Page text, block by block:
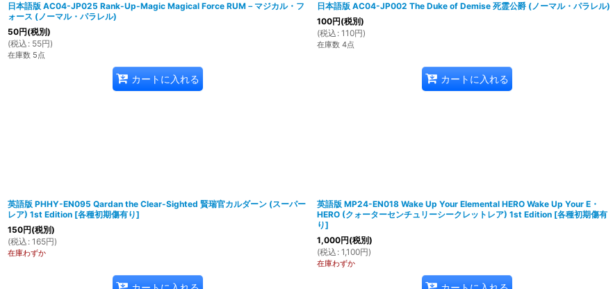
日本語版 AC04-JP025 Rank-Up-Magic Magical Force RUM－マジカル・フ
ォース (ノーマル・パラレル)
50円(税別)
(税込 : 55円)
在庫数 5点
カートに入れる
日本語版 AC04-JP002 The Duke of Demise 死霊公爵 (ノーマル・パラレル)
100円(税別)
(税込 : 110円)
在庫数 4点
カートに入れる
英語版 PHHY-EN095 Qardan the Clear-Sighted 賢瑞官カルダーン (スーパー
レア) 1st Edition [各種初期傷有り]
150円(税別)
(税込 : 165円)
在庫わずか
英語版 MP24-EN018 Wake Up Your Elemental HERO Wake Up Your E・
HERO (クォーターセンチュリーシークレットレア) 1st Edition [各種初期傷有
り]
1,000円(税別)
(税込 : 1,100円)
在庫わずか